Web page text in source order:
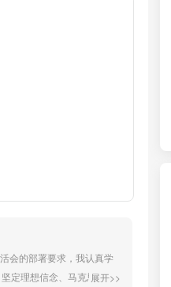
会的部署要求，我认真学
定理想信念、马克思主义
展开>>